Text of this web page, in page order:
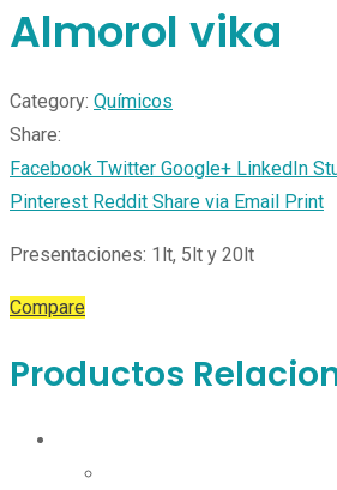
Almorol vika
Category: Químicos
Share:
Facebook Twitter Google+ LinkedIn
Pinterest Reddit Share via Email Print
Presentaciones: 1lt, 5lt y 20lt
Compare
Productos